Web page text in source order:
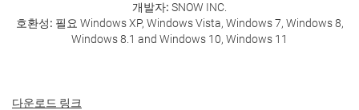
개발자: SNOW INC.
호환성: 필요 Windows XP, Windows Vista, Windows 7, Windows 8,
Windows 8.1 and Windows 10, Windows 11
다운로드 링크